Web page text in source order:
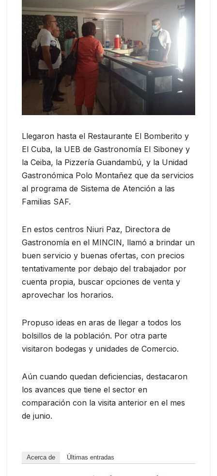
Llegaron hasta el Restaurante El Bomberito y
El Cuba, la UEB de Gastronomía El Siboney y
la Ceiba, la Pizzería Guandambú, y la Unidad
Gastronómica Polo Montañez que da servicios
al programa de Sistema de Atención a las
Familias SAF.
En estos centros Niuri Paz, Directora de
Gastronomía en el MINCIN, llamó a brindar un
buen servicio y buenas ofertas, con precios
tentativamente por debajo del trabajador por
cuenta propia, buscar opciones de venta y
aprovechar los horarios.
Propuso ideas en aras de llegar a todos los
bolsillos de la población. Por otra parte
visitaron bodegas y unidades de Comercio.
Aún cuando quedan deficiencias, destacaron
los avances que tiene el sector en
comparación con la visita anterior en el mes
de junio.
Acerca de Últimas entradas